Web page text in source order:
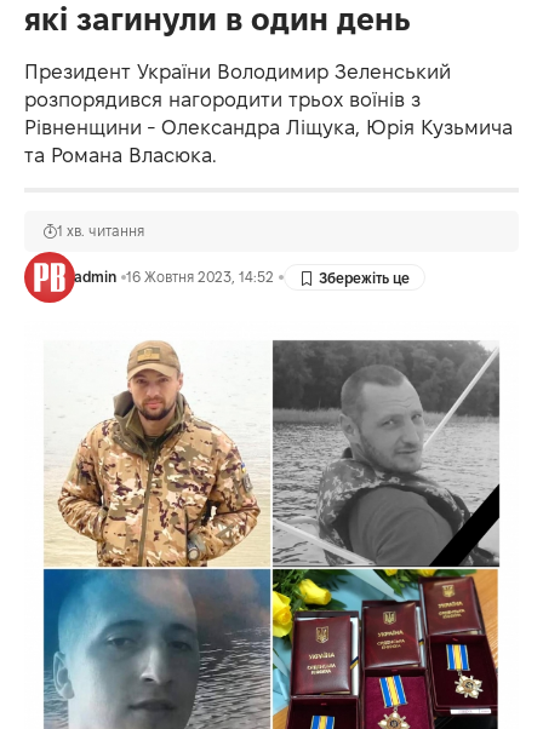
які загинули в один день
Президент України Володимир Зеленський
розпорядився нагородити трьох воїнів з
Рівненщини - Олександра Ліщука, Юрія Кузьмича
та Романа Власюка.
admin 16 Жовтня 2023, 14:52
1 хв. читання